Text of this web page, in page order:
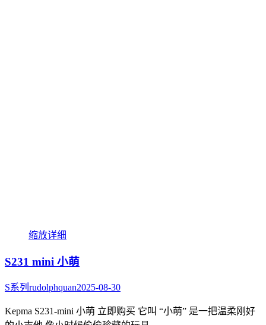
缩放详细
S231 mini 小萌
S系列 rudolphquan2025-08-30
Kepma S231-mini 小萌 立即购买 它叫 “小萌” 是一把温柔刚好